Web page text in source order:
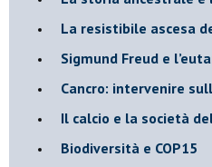
​La resistibile ascesa
Sigmund Freud e
Cancro: intervenire
​Il calcio e la società
Biodiversità e COP15